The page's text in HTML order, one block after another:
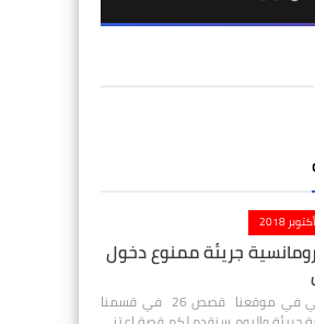
جريئة ممنوع دخول
مرحباً بكم أصدقائي وأحبابي في موقعنا قصص 26 في قسمنا